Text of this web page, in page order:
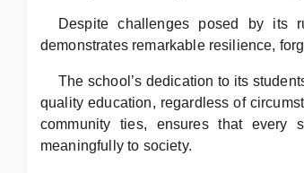
Despite challenges posed by its
demonstrates remarkable resilience,
The school’s dedication to its
quality education, regardless of
community ties, ensures that every
meaningfully to society.